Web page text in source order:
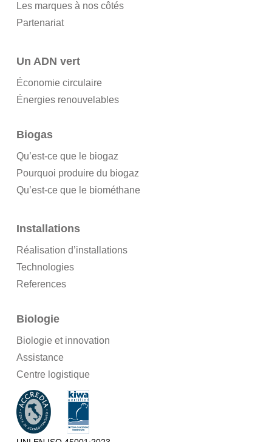
Les marques à nos côtés
Partenariat
Un ADN vert
Économie circulaire
Énergies renouvelables
Biogas
Qu’est-ce que le biogaz
Pourquoi produire du biogaz
Qu’est-ce que le biométhane
Installations
Réalisation d’installations
Technologies
References
Biologie
Biologie et innovation
Assistance
Centre logistique